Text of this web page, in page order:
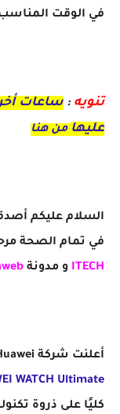
في الوقت المناسب
تنويه : ساعات
عليها من هنا
السلام عليكم
في تمام الصحة
ITECH و مدونة
أعلنت شركة Huawei مؤخرًا عن إطلاق أحدث ساعتها الذكية،
WATCH Ultimate
كليًا على ذروة